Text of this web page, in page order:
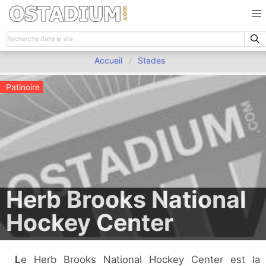
Accueil Stades
Patinoire
Herb Brooks National
Hockey Center
Le Herb Brooks National Hockey Center est la